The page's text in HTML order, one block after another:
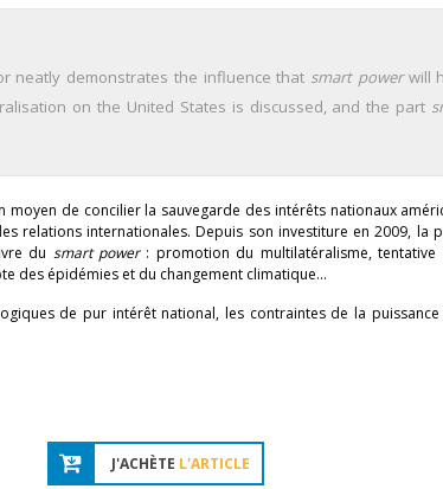
neatly demonstrates the influence that smart powerwill
on the United States is discussed, and the part
de concilier la sauvegarde des intérêts nationaux
relations internationales. Depuis son investiture en 2009, la
du smart power: promotion du multilatéralisme, tentative
des épidémies et du changement climatique…
de pur intérêt national, les contraintes de la
J'ACHÈTE L'ARTICLE